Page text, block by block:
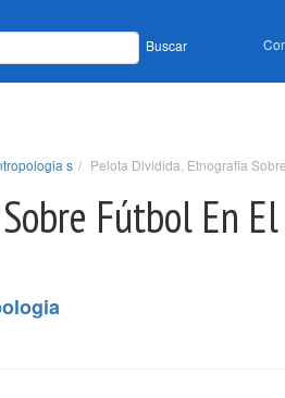
Buscar
s Pelota Dividida, Etnografia
Fútbol En